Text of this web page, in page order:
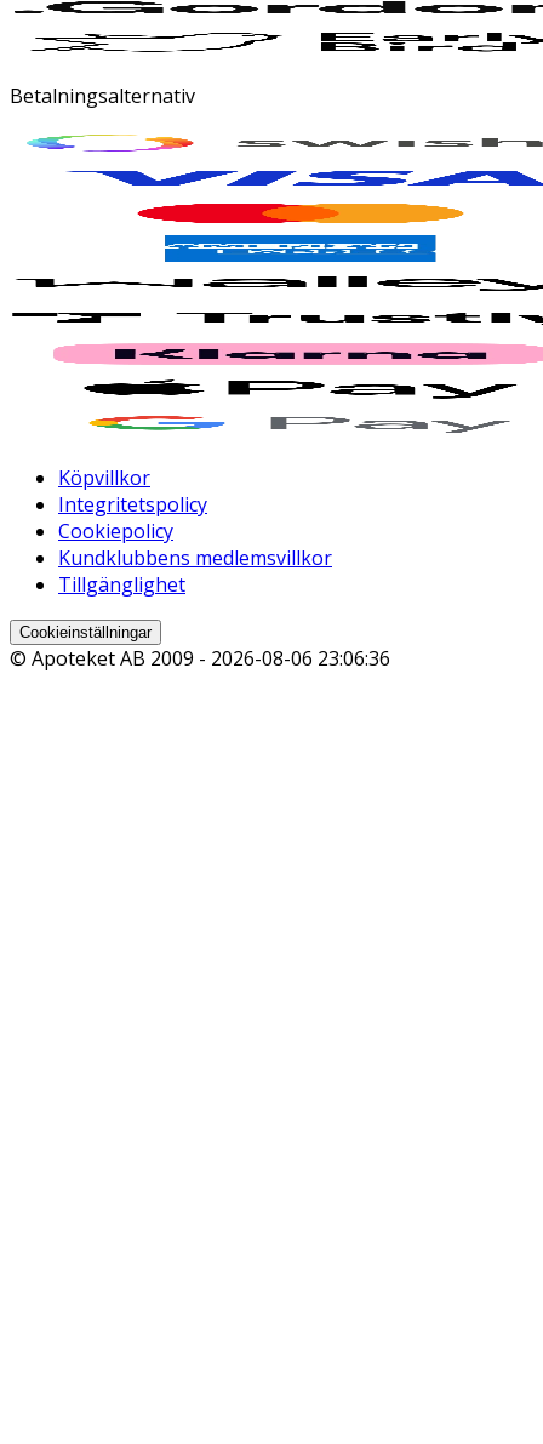
Betalningsalternativ
Köpvillkor
Integritetspolicy
Cookiepolicy
Kundklubbens medlemsvillkor
Tillgänglighet
Cookieinställningar
© Apoteket AB 2009 - 2026-08-06 23:06:36